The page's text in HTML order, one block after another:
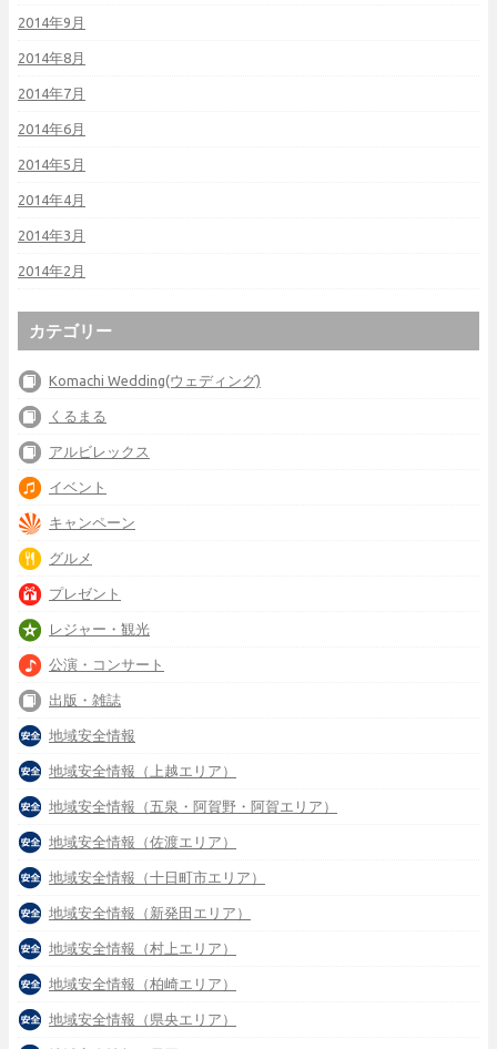
2014年9月
2014年8月
2014年7月
2014年6月
2014年5月
2014年4月
2014年3月
2014年2月
カテゴリー
Komachi Wedding(ウェディング)
くるまる
アルビレックス
イベント
キャンペーン
グルメ
プレゼント
レジャー・観光
公演・コンサート
出版・雑誌
地域安全情報
地域安全情報（上越エリア）
地域安全情報（五泉・阿賀野・阿賀エリア）
地域安全情報（佐渡エリア）
地域安全情報（十日町市エリア）
地域安全情報（新発田エリア）
地域安全情報（村上エリア）
地域安全情報（柏崎エリア）
地域安全情報（県央エリア）